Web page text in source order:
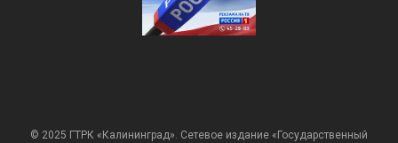
© 2025 ГТРК «Калининград». Сетевое издание «Государственный